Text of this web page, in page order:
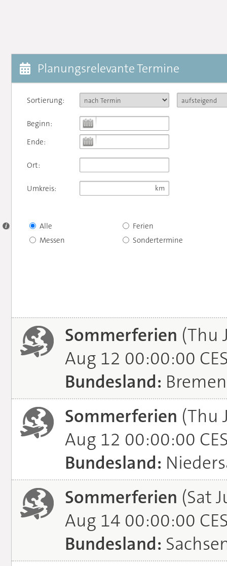
Planungsrelevante Termine
Sortierung:
Beginn:
Ende:
Ort:
Umkreis:
Alle
Messen
Ferien
Sondertermine
Sommerferien (Thu
Aug 12 00:00:00
Bundesland: Bremen
Sommerferien (Thu
Aug 12 00:00:00
Bundesland:
Sommerferien (Sat
Aug 14 00:00:00
Bundesland: